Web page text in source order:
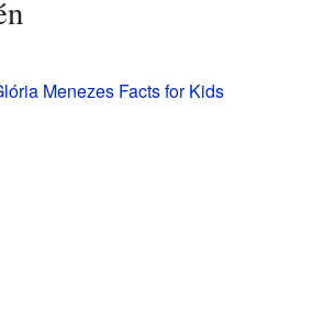
Menezes Facts for Kids